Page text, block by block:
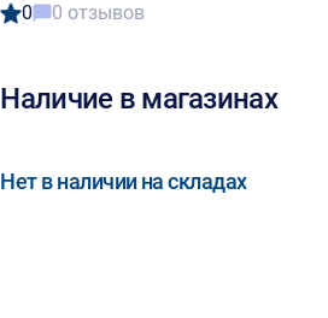
0 0 отзывов
Наличие в магазинах
Нет в наличии на складах